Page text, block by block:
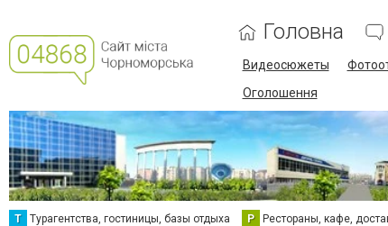
Головна
Видеосюжеты
Оголошення
Т Турагентства, гостиницы, базы отдыха Р Рестораны, кафе,